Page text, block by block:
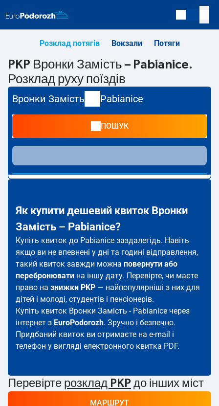
Розклад потягів Вокзали Потяги
PKP Вронки Замість – Pabianice.
Розклад руху поїздів
Вронки Замість Pabianice
ПОШУК
Як купити дешевий квиток Вронки
Замість – Pabianice?
Купіть квиток до Pabianice заздалегідь. Навіть
якщо ви не впевнені у дні та годині відправлення,
такий квиток завжди можна повернути або
перебронювати на іншу дату. Перевірте, чи маєте
право на знижки PKP — найпопулярніші з них для
дітей і молоді, студентів і пенсіонерів.
Купіть квиток Вронки Замість - Pabianice через
інтернет з EuroPodorozh. Зручно і безпечно.
Придбаний квиток ви отримаєте на e-mail і
телефон у вигляді електронного квитка PDF.
Перевірте розклад PKP до інших міст
МАРШРУТ